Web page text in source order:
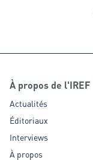
À propos de l'IREF
Actualités
Éditoriaux
Interviews
À propos